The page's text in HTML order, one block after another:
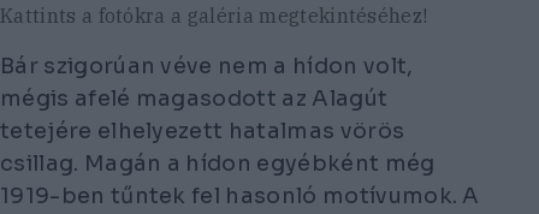
Kattints a fotókra a galéria megtekintéséhez!
Bár szigorúan véve nem a hídon volt,
mégis afelé magasodott az Alagút
tetejére elhelyezett hatalmas vörös
csillag. Magán a hídon egyébként még
1919-ben tűntek fel hasonló motívumok. A